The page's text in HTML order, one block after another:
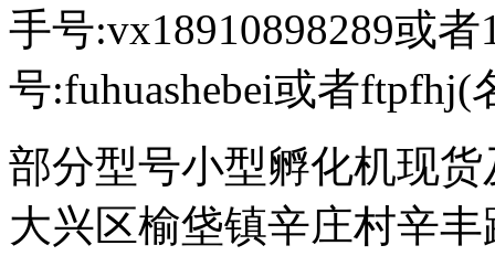
手号:vx18910898289或
号:fuhuashebei或者
部分型号小型孵化机现
大兴区榆垡镇辛庄村辛丰